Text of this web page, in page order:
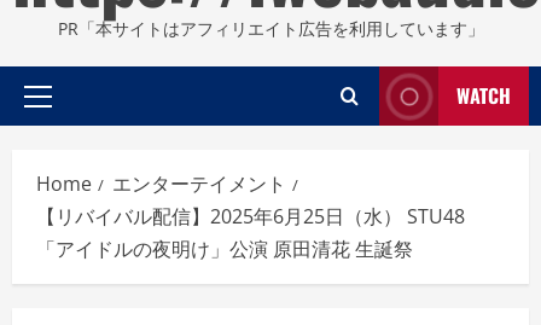
PR「本サイトはアフィリエイト広告を利用しています」
Primary
WATCH
Home
エンターテイメント
【リバイバル配信】2025年6月25日（水） STU48
「アイドルの夜明け」公演 原田清花 生誕祭